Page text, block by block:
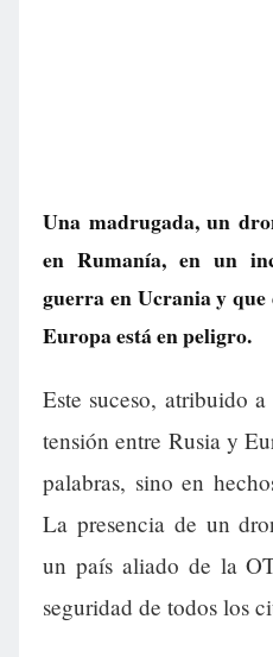
Una madrugada, un
en Rumanía, en un
guerra en Ucrania y
Europa está en peligro.
Este suceso, atribuido
tensión entre Rusia y
palabras, sino en
La presencia de un
un país aliado de la
seguridad de todos los